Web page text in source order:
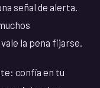
señal de alerta.
la pena fijarse.
confía en tu